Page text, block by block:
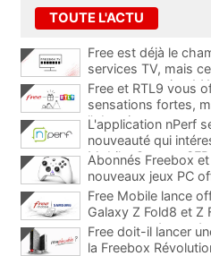
TOUTE L'ACTU
Free est déjà le
services TV, mais
encore au moins
Free et RTL9 vous
sensations fortes,
l'obtenir
L'application nPerf
nouveauté qui
Mobile, Orange,
Abonnés Freebox
nouveaux jeux PC
Free Mobile lance
Galaxy Z Fold8 et Z
promos et des
Free doit-il lancer
la Freebox